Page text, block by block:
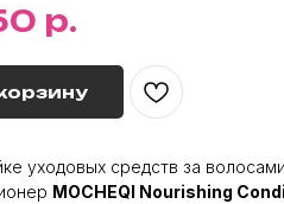
р.
уходовых средств за
MOCHEQI Nourishing